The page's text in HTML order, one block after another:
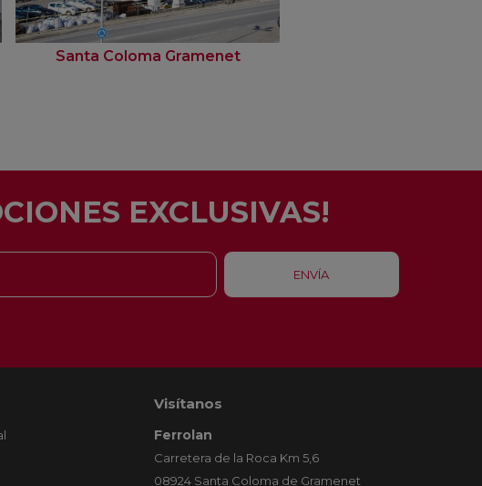
Santa Coloma Gramenet
EXCLUSIVAS!
Visítanos
Ferrolan
Carretera de la Roca Km 5,6
08924 Santa Coloma de Gramenet